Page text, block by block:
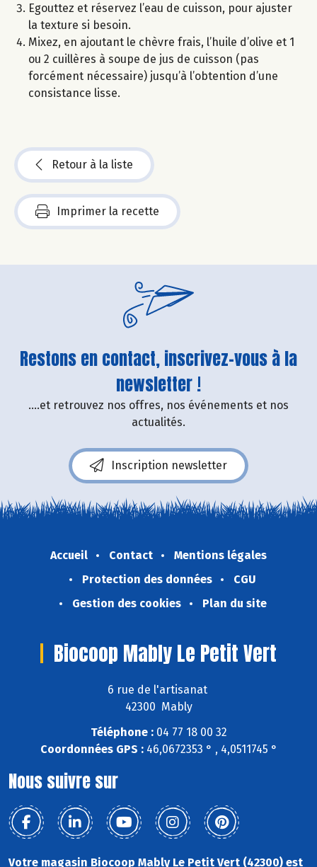
Egouttez et réservez l’eau de cuisson, pour ajuster
la texture si besoin.
Mixez, en ajoutant le chèvre frais, l’huile d’olive et 1
ou 2 cuillères à soupe de jus de cuisson (pas
forcément nécessaire) jusqu’à l’obtention d’une
consistance lisse.
Retour à la liste
Imprimer la recette
Restons en contact, inscrivez-vous à la
newsletter !
....et retrouvez nos offres, nos événements et nos
actualités.
Inscription newsletter
Accueil Contact
Mentions légales
Protection des données
CGU
Gestion des cookies
Plan du site
Biocoop Mably Le Petit Vert
6 rue de l'artisanat
42300 Mably
Téléphone :04 77 18 00 32
Coordonnées GPS :46,0672353 ° , 4,0511745 °
Nous suivre sur
Votre magasin Biocoop Mably Le Petit Vert (42300) est